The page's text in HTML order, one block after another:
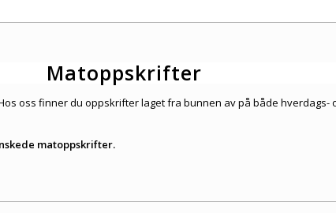
Matoppskrifter
oss finner du oppskrifter laget fra bunnen av på både
matoppskrifter.